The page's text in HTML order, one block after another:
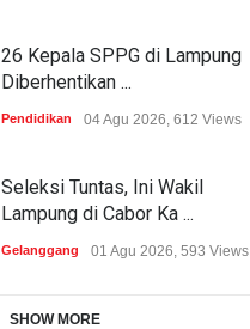
26 Kepala SPPG di Lampung
Diberhentikan ...
Pendidikan 04 Agu 2026, 612 Views
Seleksi Tuntas, Ini Wakil
Lampung di Cabor Ka ...
Gelanggang 01 Agu 2026, 593 Views
SHOW MORE